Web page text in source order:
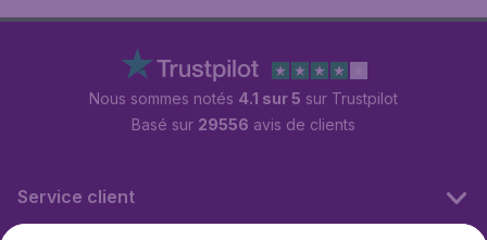
Nous sommes notés 4.1 sur 5 sur Trustpilot
Basé sur 29556 avis de clients
Service client